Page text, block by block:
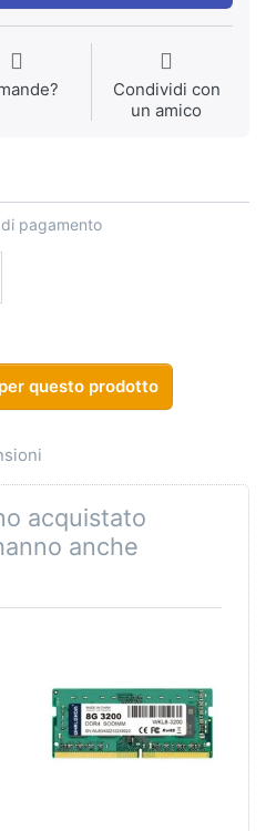
Condividi con
un amico
pagamento
questo prodotto
acquistato
anche